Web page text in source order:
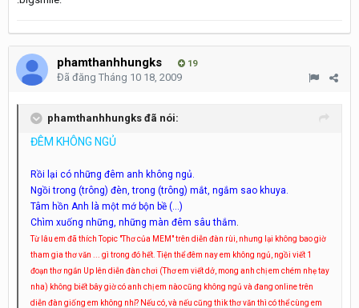
phamthanhhungks 19
Đã đăng Tháng 10 18, 2009
phamthanhhungks đã nói:
ĐÊM KHÔNG NGỦ
Rồi lại có những đêm anh không ngủ.
Ngồi trong (trông) đèn, trong (trông) mắt, ngắm sao khuya.
Tâm hồn Anh là một mớ bộn bề (...)
Chìm xuống những, những màn đêm sâu thắm.
Từ lâu em đã thích Topic "Thơ của MEM" trên diễn đàn rùi, nhưng lại không bao giờ
tham gia thơ văn ... gì trong đó hết. Tiện thể đêm nay em không ngủ, ngồi viết 1
đoạn thơ ngắn Up lên diễn đàn chơi (Thơ em viết dở, mong anh chị em chém nhẹ tay
nha) không biết bây giờ có anh chị em nào cũng không ngủ và đang online trên
diễn đàn giống em không nhỉ? Nếu có, và nếu cũng thik thơ văn thì có thể cùng em